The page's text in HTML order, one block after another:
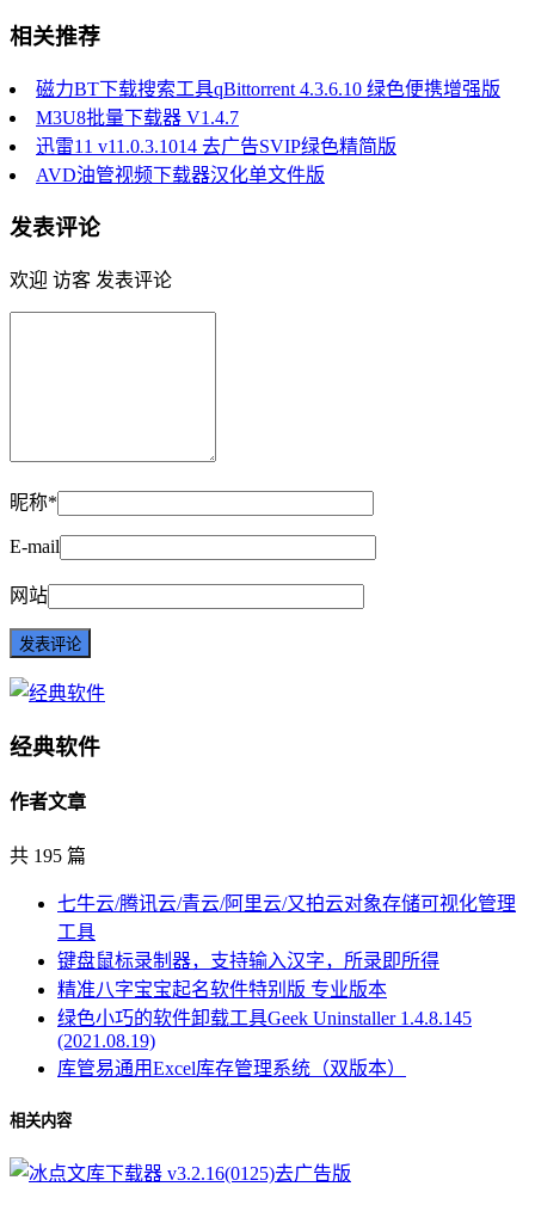
相关推荐
磁力BT下载搜索工具qBittorrent 4.3.6.10 绿色便携增强版
M3U8批量下载器 V1.4.7
迅雷11 v11.0.3.1014 去广告SVIP绿色精简版
AVD油管视频下载器汉化单文件版
发表评论
欢迎 访客 发表评论
昵称*
E-mail
网站
经典软件
作者文章
共 195 篇
七牛云/腾讯云/青云/阿里云/又拍云对象存储可视化管理
工具
键盘鼠标录制器，支持输入汉字，所录即所得
精准八字宝宝起名软件特别版 专业版本
绿色小巧的软件卸载工具Geek Uninstaller 1.4.8.145
(2021.08.19)
库管易通用Excel库存管理系统（双版本）
相关内容